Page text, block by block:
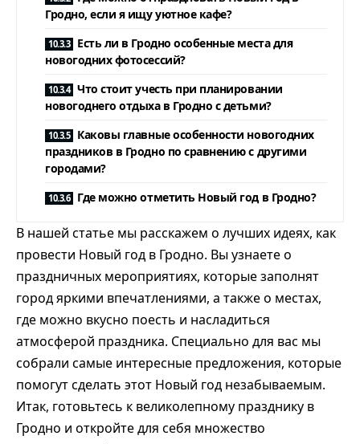
Гродно, если я ищу уютное кафе?
Есть ли в Гродно особенные места для
новогодних фотосессий?
Что стоит учесть при планировании
новогоднего отдыха в Гродно с детьми?
Каковы главные особенности новогодних
праздников в Гродно по сравнению с другими
городами?
Где можно отметить Новый год в Гродно?
В нашей статье мы расскажем о лучших идеях, как
провести Новый год в Гродно. Вы узнаете о
праздничных мероприятиях, которые заполнят
город яркими впечатлениями, а также о местах,
где можно вкусно поесть и насладиться
атмосферой праздника. Специально для вас мы
собрали самые интересные предложения, которые
помогут сделать этот Новый год незабываемым.
Итак, готовьтесь к великолепному празднику в
Гродно и откройте для себя множество